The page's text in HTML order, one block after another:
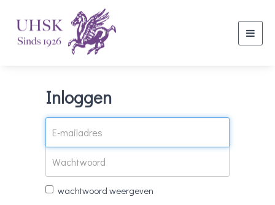
Inloggen
wachtwoord weergeven